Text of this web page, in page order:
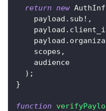
return new
    payload
. sub ! ,
    payload
.
    payload
.
    scopes
,
    audience
) ;
}
function